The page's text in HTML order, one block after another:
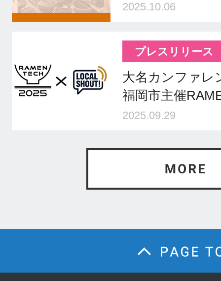
2025.10.06
プレスリリース
大名カンファレ
福岡市主催
2025.09.29